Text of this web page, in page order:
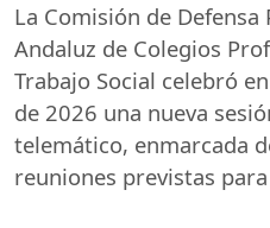
La Comisión de
Andaluz de Colegios
Trabajo Social celebró
de 2026 una nueva
telemático, enmarcada
reuniones previstas